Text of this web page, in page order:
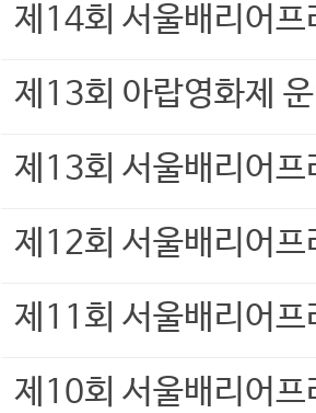
제14회 서울배리어프
제13회 아랍영화제
제13회 서울배리어프
제12회 서울배리어프
제11회 서울배리어프
제10회 서울배리어프